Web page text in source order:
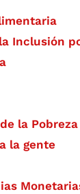
Inclusión
la Pobreza
la gente